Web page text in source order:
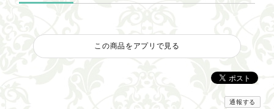
この商品をアプリで見る
通報する